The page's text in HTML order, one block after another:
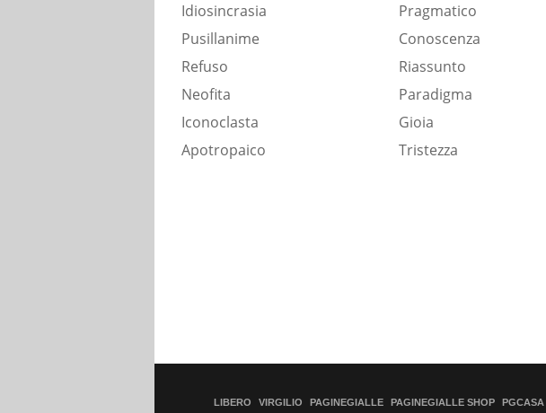
Idiosincrasia
Pusillanime
Refuso
Neofita
Iconoclasta
Apotropaico
Pragmatico
Conoscenza
Riassunto
Paradigma
Gioia
Tristezza
LIBERO VIRGILIO PAGINEGIALLE PAGINEGIALLE SHOP PGCASA